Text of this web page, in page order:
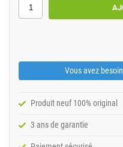
Vous avez
Produit neuf 100% original
3 ans de garantie